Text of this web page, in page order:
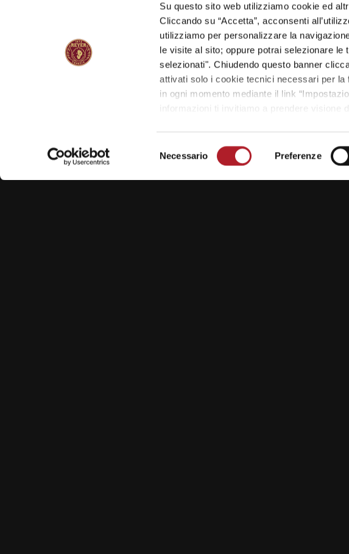
Su questo sito web utilizziamo cookie ed
Cliccando su “Accetta”, acconsenti
utilizziamo per personalizzare la
le visite al sito; oppure potrai selezionare
selezionati". Chiudendo questo banner
attivati solo i cookie tecnici necessari per
in ogni momento mediante il link
del
Necessario Preferenze
ARTICOLI
post:
post: